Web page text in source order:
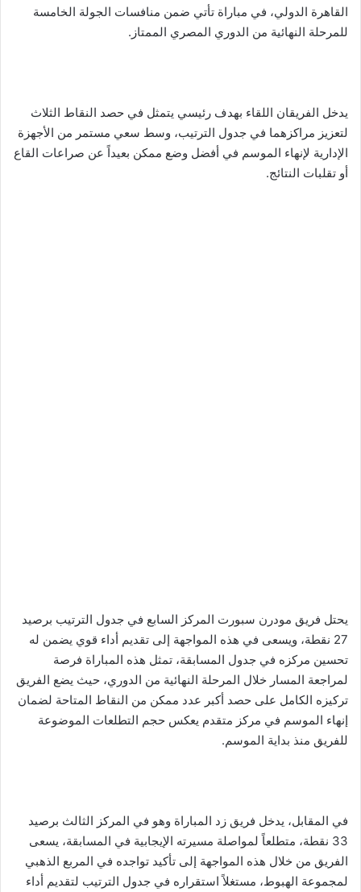
القاهرة الدولي، في مباراة تأتي ضمن منافسات الجولة الخامسة
للمرحلة النهائية من الدوري المصري الممتاز.
يدخل الفريقان اللقاء بهدف رئيسي يتمثل في حصد النقاط الثلاث
لتعزيز مراكزهما في جدول الترتيب، وسط سعي مستمر من الأجهزة
الإدارية لإنهاء الموسم في أفضل وضع ممكن بعيداً عن صراعات القاع
أو تقلبات النتائج.
يحتل فريق مودرن سبورت المركز السابع في جدول الترتيب برصيد
27 نقطة، ويسعى في هذه المواجهة إلى تقديم أداء قوي يضمن له
تحسين مركزه في جدول المسابقة، تمثل هذه المباراة فرصة
لمراجعة المسار خلال المرحلة النهائية من الدوري، حيث يضع الفريق
تركيزه الكامل على حصد أكبر عدد ممكن من النقاط المتاحة لضمان
إنهاء الموسم في مركز متقدم يعكس حجم التطلعات الموضوعة
للفريق منذ بداية الموسم.
في المقابل، يدخل فريق زد المباراة وهو في المركز الثالث برصيد
33 نقطة، متطلعاً لمواصلة مسيرته الإيجابية في المسابقة، يسعى
الفريق من خلال هذه المواجهة إلى تأكيد تواجده في المربع الذهبي
لمجموعة الهبوط، مستغلاً استقراره في جدول الترتيب لتقديم أداء